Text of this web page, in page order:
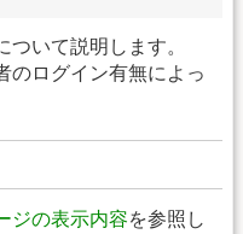
いて説明します。
のログイン有無によっ
ジの表示内容を参照し